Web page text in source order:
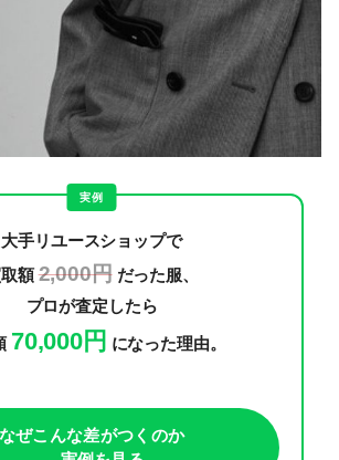
実例
大手リユースショップで
取額2,000円だった服、
プロが査定したら
70,000円 になった理由。
なぜこんな差がつくのか